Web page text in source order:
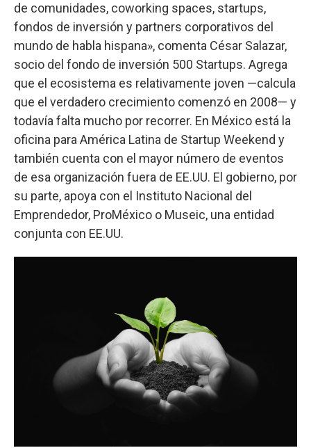
de comunidades, coworking spaces, startups,
fondos de inversión y partners corporativos del
mundo de habla hispana», comenta César Salazar,
socio del fondo de inversión 500 Startups. Agrega
que el ecosistema es relativamente joven —calcula
que el verdadero crecimiento comenzó en 2008— y
todavía falta mucho por recorrer. En México está la
oficina para América Latina de Startup Weekend y
también cuenta con el mayor número de eventos
de esa organización fuera de EE.UU. El gobierno, por
su parte, apoya con el Instituto Nacional del
Emprendedor, ProMéxico o Museic, una entidad
conjunta con EE.UU.